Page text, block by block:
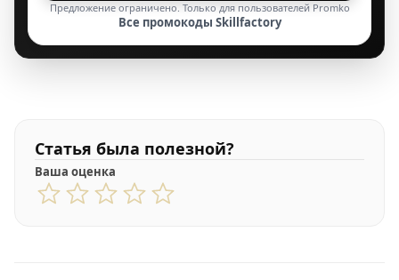
Предложение ограничено. Только для пользователей Promko
Все промокоды Skillfactory
Статья была полезной?
Ваша оценка